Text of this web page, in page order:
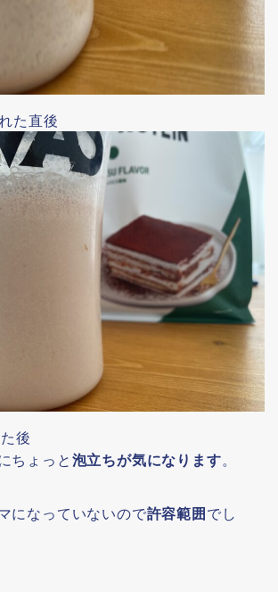
た直後
後
ちょっと 泡立ちが気になります。
になっていないので許容範囲 でし